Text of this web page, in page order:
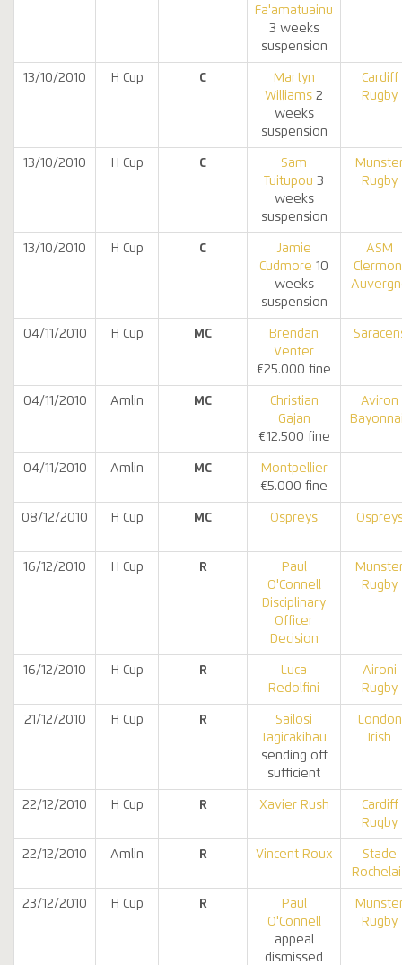
Fa'amatuainu
3 weeks
suspension
13/10/2010 H Cup C
Martyn
Williams 2
weeks
suspension
Cardiff
Rugby
13/10/2010 H Cup C
Sam
Tuitupou 3
weeks
suspension
Rugby
13/10/2010 H Cup C
Jamie
Cudmore 10
weeks
suspension
ASM
04/11/2010 H Cup MC
Brendan
Venter
€25.000 fine
04/11/2010 Amlin MC
Christian
Gajan
€12.500 fine
Aviron
04/11/2010 Amlin MC
Montpellier
€5.000 fine
08/12/2010 H Cup MC Ospreys
16/12/2010 H Cup R
Paul
O'Connell
Disciplinary
Officer
Decision
Rugby
16/12/2010 H Cup R
Luca
Redolfini
Aironi
Rugby
21/12/2010 H Cup R
Sailosi
Tagicakibau
sending off
sufficient
London
Irish
22/12/2010 H Cup R Xavier Rush
Cardiff
Rugby
22/12/2010 Amlin R Vincent Roux
Stade
23/12/2010 H Cup R
Paul
O'Connell
appeal
dismissed
Rugby